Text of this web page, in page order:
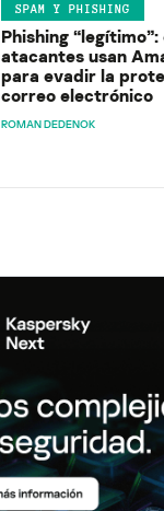
SPAM Y PHISHING
Phishing
atacantes usan
para evadir la
correo electrónico
ROMAN DEDENOK